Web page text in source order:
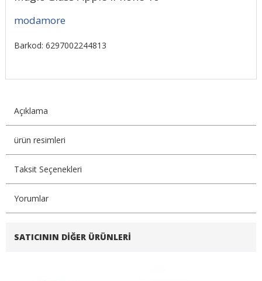
modamore
Barkod: 6297002244813
Açıklama
ürün resimleri
Taksit Seçenekleri
Yorumlar
SATICININ DIĞER ÜRÜNLERI